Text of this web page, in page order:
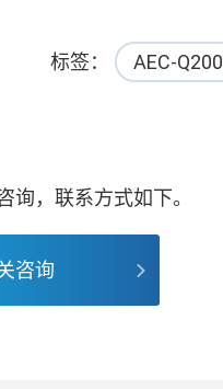
标签 AEC-Q200
询，联系方式如下。
咨询